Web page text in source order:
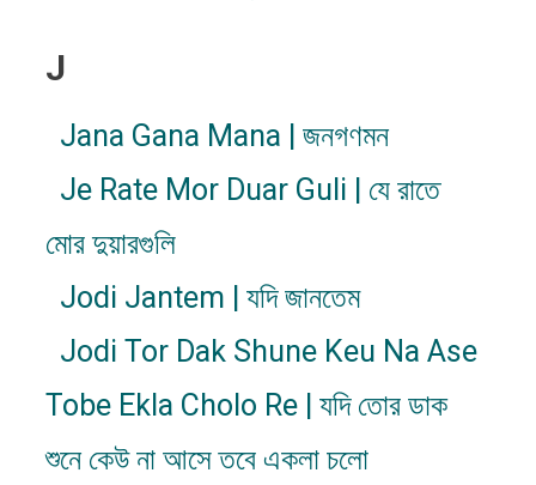
J
Jana Gana Mana | জনগণমন
Je Rate Mor Duar Guli | যে রাতে
মোর দুয়ারগুলি
Jodi Jantem | যদি জানতেম
Jodi Tor Dak Shune Keu Na Ase
Tobe Ekla Cholo Re | যদি তোর ডাক
শুনে কেউ না আসে তবে একলা চলো